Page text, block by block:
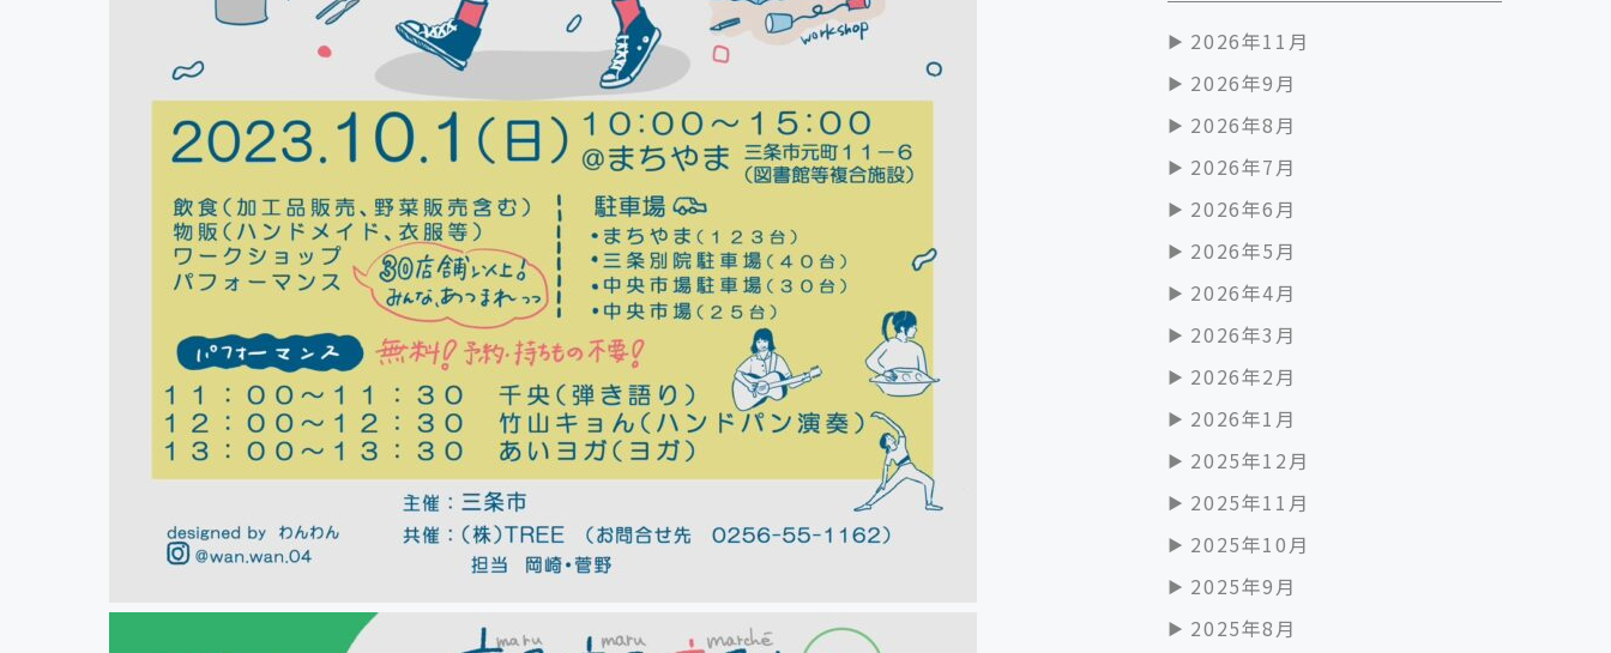
2026年11月
2026年9月
2026年8月
2026年7月
2026年6月
2026年5月
2026年4月
2026年3月
2026年2月
2026年1月
2025年12月
2025年11月
2025年10月
2025年9月
2025年8月